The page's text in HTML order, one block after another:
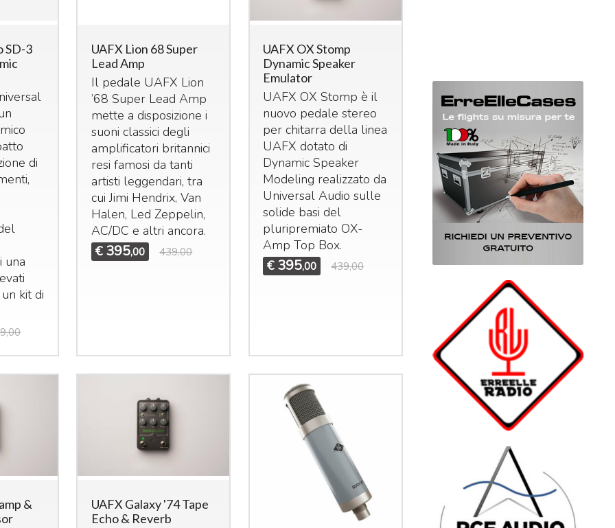
SD-3
di
una
kit di
UAFX Lion 68 Super
Lead Amp
Il pedale UAFX Lion
’68 Super Lead Amp
mette a disposizione i
suoni classici degli
amplificatori britannici
resi famosi da tanti
artisti leggendari, tra
cui Jimi Hendrix, Van
Halen, Led Zeppelin,
AC/DC e altri ancora.
€ 395,00 439,00
UAFX OX Stomp
Dynamic Speaker
Emulator
UAFX OX Stomp è il
nuovo pedale stereo
per chitarra della linea
UAFX dotato di
Dynamic Speaker
Modeling realizzato da
Universal Audio sulle
solide basi del
pluripremiato OX-
Amp Top Box.
€ 395,00 439,00
&
UAFX Galaxy '74 Tape
Echo & Reverb